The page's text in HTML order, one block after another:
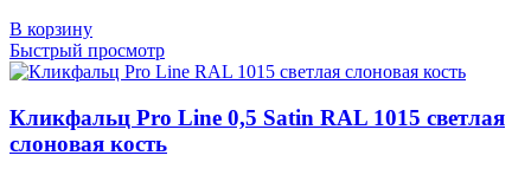
В корзину
Быстрый просмотр
Кликфальц Pro Line 0,5 Satin RAL 1015 светлая
слоновая кость